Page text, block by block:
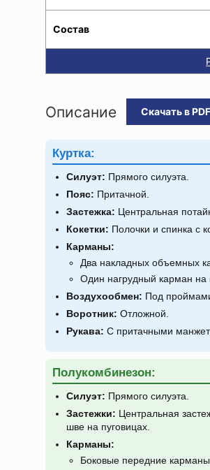
Состав
Описание Скачать в PDF
Куртка:
Силуэт: Прямого силуэта.
Пояс: Притачной.
Застежка: Центральная
Кокетки: Полочки и спинка с
Карманы:
Два накладных объемных
Один нагрудный карман на
Воздухообмен: Под
Воротник: Отложной.
Рукава: С притачными
Полукомбинезон:
Силуэт: Прямого силуэта.
Застежки: Центральная
шве на пуговицах.
Карманы:
Боковые передние карманы.